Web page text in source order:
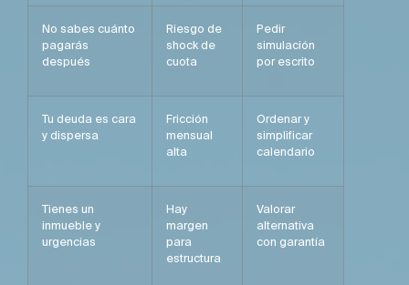
No sabes cuánto
pagarás
después
Riesgo de
shock de
cuota
Pedir
simulación
por escrito
Tu deuda es cara
y dispersa
Fricción
mensual
alta
Ordenar y
simplificar
calendario
Tienes un
inmueble y
urgencias
Hay
margen
para
estructura
Valorar
alternativa
con garantía